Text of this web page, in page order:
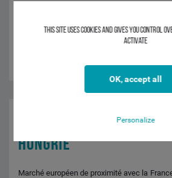
HONGRIE
Marché européen de proximité avec la
This site uses cookies and gives you control
activate
OK, accept all
Personalize